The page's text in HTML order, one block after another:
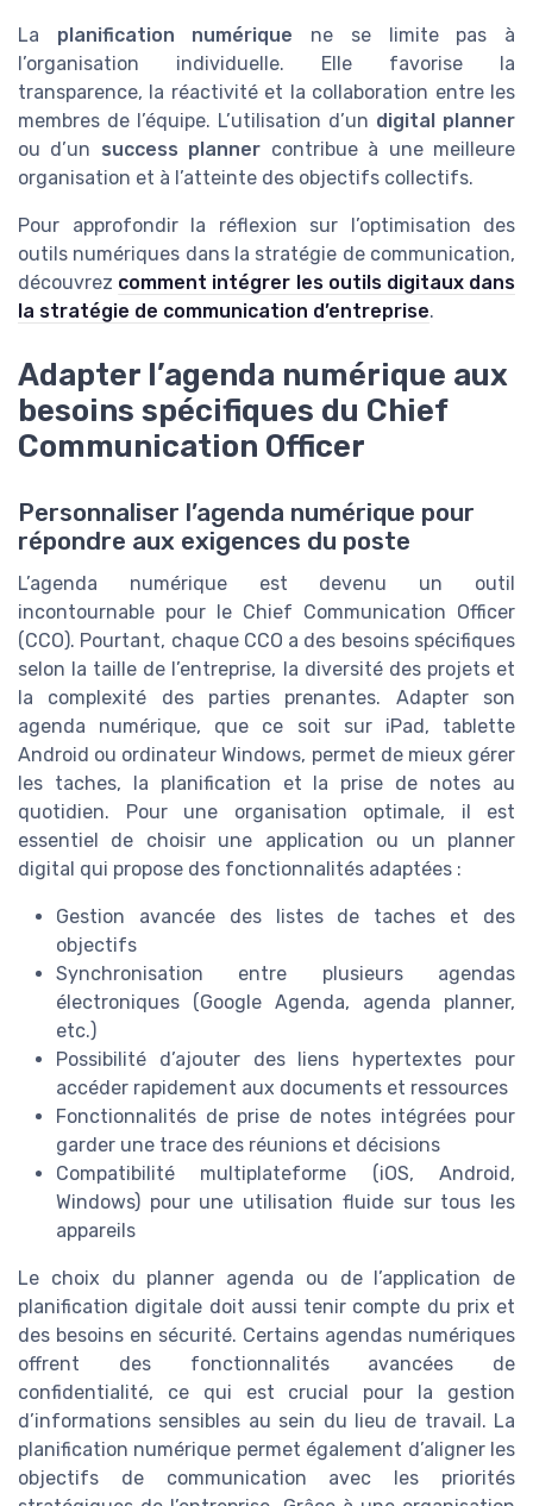
La planification numérique ne se limite pas à
l’organisation individuelle. Elle favorise la
transparence, la réactivité et la collaboration entre les
membres de l’équipe. L’utilisation d’un digital planner
ou d’un success planner contribue à une meilleure
organisation et à l’atteinte des objectifs collectifs.
Pour approfondir la réflexion sur l’optimisation des
outils numériques dans la stratégie de communication,
découvrez comment intégrer les outils digitaux dans
la stratégie de communication d’entreprise.
Adapter l’agenda numérique aux
besoins spécifiques du Chief
Communication Officer
Personnaliser l’agenda numérique pour
répondre aux exigences du poste
L’agenda numérique est devenu un outil
incontournable pour le Chief Communication Officer
(CCO). Pourtant, chaque CCO a des besoins spécifiques
selon la taille de l’entreprise, la diversité des projets et
la complexité des parties prenantes. Adapter son
agenda numérique, que ce soit sur iPad, tablette
Android ou ordinateur Windows, permet de mieux gérer
les taches, la planification et la prise de notes au
quotidien. Pour une organisation optimale, il est
essentiel de choisir une application ou un planner
digital qui propose des fonctionnalités adaptées :
Gestion avancée des listes de taches et des
objectifs
Synchronisation entre plusieurs agendas
électroniques (Google Agenda, agenda planner,
etc.)
Possibilité d’ajouter des liens hypertextes pour
accéder rapidement aux documents et ressources
Fonctionnalités de prise de notes intégrées pour
garder une trace des réunions et décisions
Compatibilité multiplateforme (iOS, Android,
Windows) pour une utilisation fluide sur tous les
appareils
Le choix du planner agenda ou de l’application de
planification digitale doit aussi tenir compte du prix et
des besoins en sécurité. Certains agendas numériques
offrent des fonctionnalités avancées de
confidentialité, ce qui est crucial pour la gestion
d’informations sensibles au sein du lieu de travail. La
planification numérique permet également d’aligner les
objectifs de communication avec les priorités